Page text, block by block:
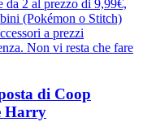
da 2 al prezzo di 9,99€,
(Pokémon o Stitch)
a prezzi
Non vi resta che fare
di Coop
Harry